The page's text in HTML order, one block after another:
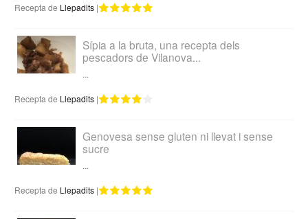
Recepta de Llepadits |
Sípia a la bruta, una recepta dels
pescadors de Vilanova...
...
Recepta de Llepadits |
Genovesa sense gluten ni llevat i sense
sucre
...
Recepta de Llepadits |